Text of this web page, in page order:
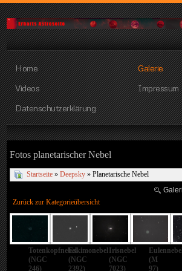
Home
Galerie
Videos
Impressum
Datenschutzerklärung
Fotos planetarischer Nebel
Startseite »Deepsky » Planetarische Nebel
Zurück zur Kategorieübersicht
Totenkopfnebel
(NGC
246)
Eskimonebel
(NGC
2392)
Irisnebel
(NGC
7023)
Eulennebel
(M
97)